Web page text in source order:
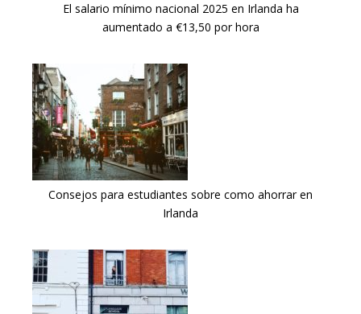
El salario mínimo nacional 2025 en Irlanda ha
aumentado a €13,50 por hora
Consejos para estudiantes sobre como ahorrar en
Irlanda